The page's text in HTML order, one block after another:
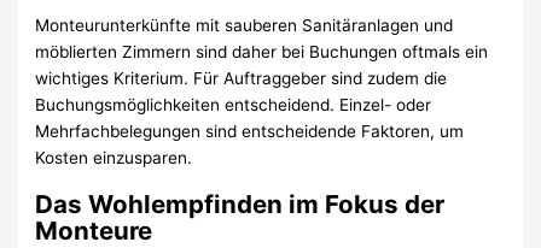
Monteurunterkünfte mit sauberen Sanitäranlagen und
möblierten Zimmern sind daher bei Buchungen oftmals ein
wichtiges Kriterium. Für Auftraggeber sind zudem die
Buchungsmöglichkeiten entscheidend. Einzel- oder
Mehrfachbelegungen sind entscheidende Faktoren, um
Kosten einzusparen.
Das Wohlempfinden im Fokus der
Monteure